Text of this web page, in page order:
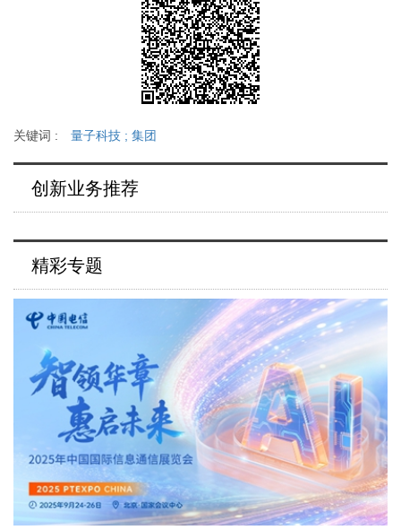
关键词 : 量子科技 ; 集团
创新业务推荐
精彩专题